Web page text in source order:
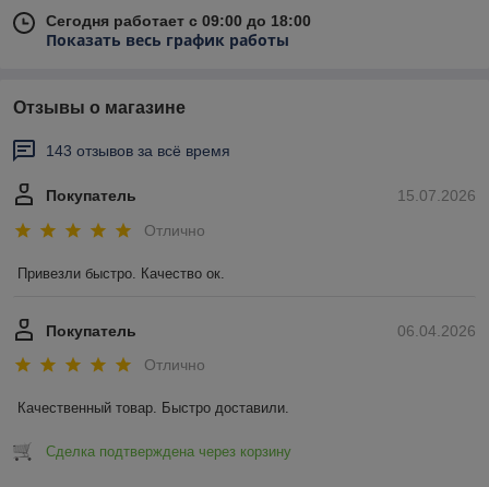
Сегодня работает с 09:00 до 18:00
Показать весь график работы
Отзывы о магазине
143 отзывов за всё время
15.07.2026
Покупатель
Отлично
Привезли быстро. Качество ок.
06.04.2026
Покупатель
Отлично
Качественный товар. Быстро доставили.
Сделка подтверждена через корзину